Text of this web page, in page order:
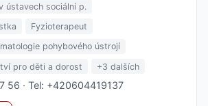
ústavech sociální p.
Fyzioterapeut
pohybového ústrojí
pro děti a dorost
+3 dalších
56 · Tel: +420604419137